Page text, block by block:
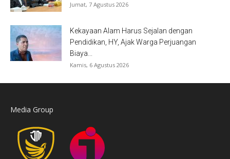
Jumat, 7 Agustus 2026
Kekayaan Alam Harus Sejalan dengan
Pendidikan, HY, Ajak Warga Perjuangan
Biaya...
Kamis, 6 Agustus 2026
Media Group